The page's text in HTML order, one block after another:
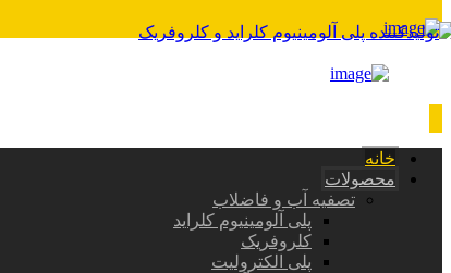
خانه
محصولات
تصفیه آب و فاضلاب
پلی آلومینیوم کلراید
کلروفریک
پلی الکترولیت